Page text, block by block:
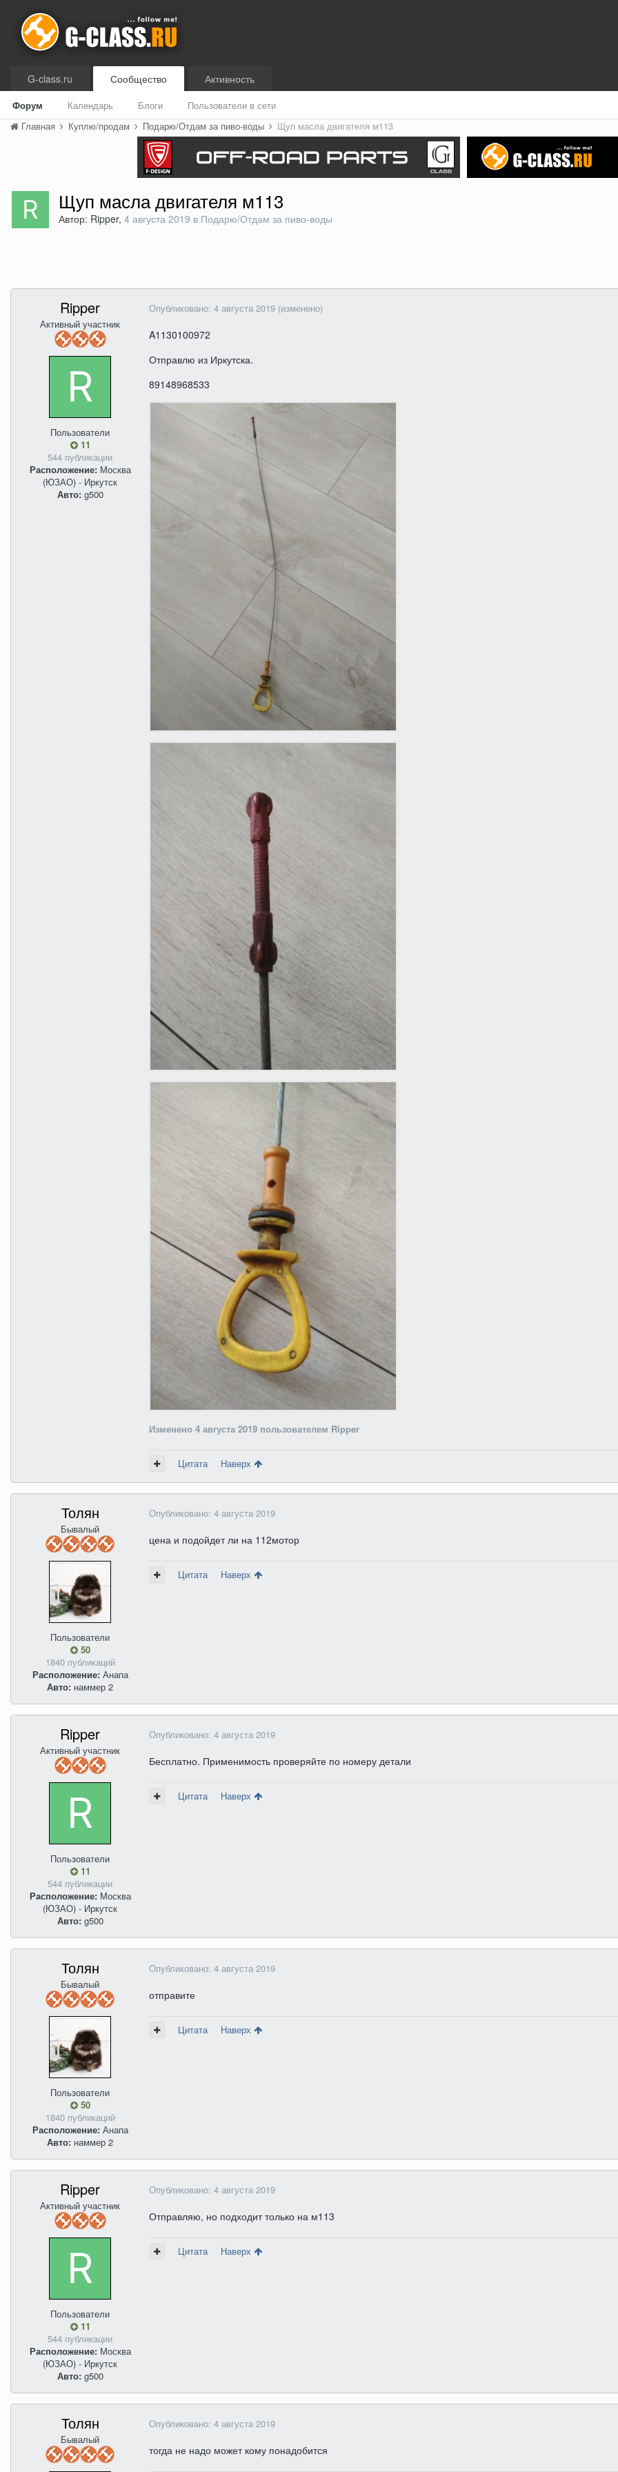
G-class.ru Сообщество
Форум Календарь Блоги Пользователи в сети
Активность
Главная Куплю/продам Подарю/Отдам за пиво-воды Щуп масла двигателя м113
Щуп масла двигателя м113
Автор: Ripper, 4 августа 2019 в Подарю/Отдам за пиво-воды
Ripper
Активный участник
Пользователи
11
544 публикации
Расположение:Москва
(ЮЗАО) - Иркутск
Авто:g500
Опубликовано: 4 августа 2019 (изменено)
A1130100972
Отправлю из Иркутска.
89148968533
Изменено 4 августа 2019 пользователем Ripper
Цитата Наверх
Толян
Бывалый
Пользователи
50
1840 публикаций
Расположение:Анапа
Авто: наммер 2
Опубликовано: 4 августа 2019
цена и подойдет ли на 112мотор
Цитата Наверх
Ripper
Активный участник
Пользователи
11
544 публикации
Расположение:Москва
(ЮЗАО) - Иркутск
Авто:g500
Опубликовано: 4 августа 2019
Бесплатно. Применимость проверяйте по номеру детали
Цитата Наверх
Толян
Бывалый
Пользователи
50
1840 публикаций
Расположение:Анапа
Авто: наммер 2
Опубликовано: 4 августа 2019
отправите
Цитата Наверх
Ripper
Активный участник
Пользователи
11
544 публикации
Расположение:Москва
(ЮЗАО) - Иркутск
Авто:g500
Опубликовано: 4 августа 2019
Отправляю, но подходит только на м113
Цитата Наверх
Толян
Бывалый
Опубликовано: 4 августа 2019
тогда не надо может кому понадобится